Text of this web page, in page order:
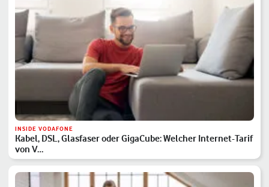
INSIDE VODAFONE
Kabel, DSL, Glasfaser oder GigaCube: Welcher Internet-Tarif
von V…